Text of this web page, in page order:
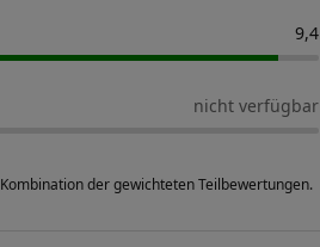
9,4
nicht verfügbar
der gewichteten Teilbewertungen.